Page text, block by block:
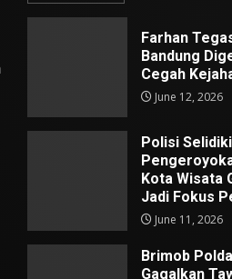
Farhan
Bandung
Cegah
June 12, 2026
Polisi
Kota Wisata
Jadi Fokus
June 11, 2026
Brimob
Gagalkan